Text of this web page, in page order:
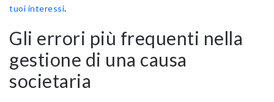
tuoi interessi.
Gli errori più frequenti nella
gestione di una causa
societaria